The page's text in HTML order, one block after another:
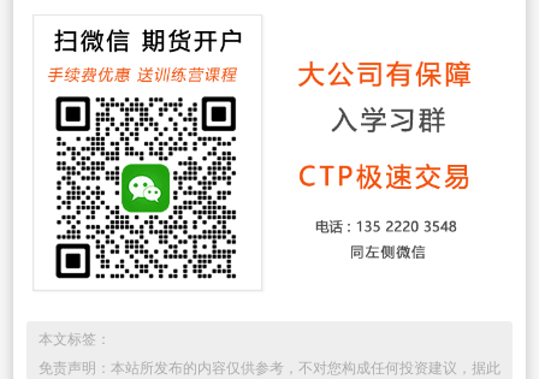
本文标签：
免责声明：本站所发布的内容仅供参考，不对您构成任何投资建议，据此